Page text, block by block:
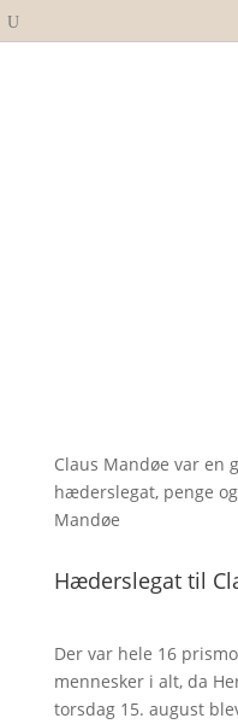
Claus Mandøe var en
hæderslegat, penge
Mandøe
Hæderslegat til
Der var hele 16
mennesker i alt, da
torsdag 15. august